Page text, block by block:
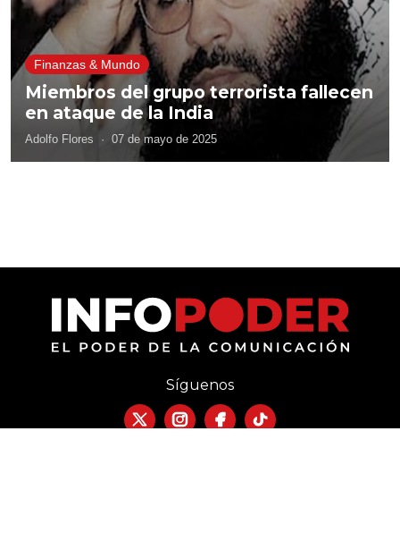
Finanzas & Mundo
Miembros del grupo terrorista fallecen
en ataque de la India
Adolfo Flores · 07 de mayo de 2025
Síguenos